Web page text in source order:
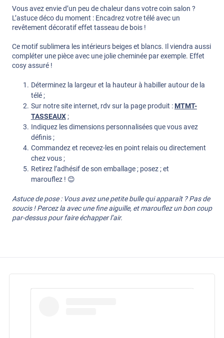
Vous avez envie d’un peu de chaleur dans votre coin salon ?
L’astuce déco du moment : Encadrez votre télé avec un
revêtement décoratif effet tasseau de bois !
Ce motif sublimera les intérieurs beiges et blancs. Il viendra aussi
compléter une pièce avec une jolie cheminée par exemple. Effet
cosy assuré !
Déterminez la largeur et la hauteur à habiller autour de la
télé ;
Sur notre site internet, rdv sur la page produit : MTMT-
TASSEAUX;
Indiquez les dimensions personnalisées que vous avez
définis ;
Commandez et recevez-les en point relais ou directement
chez vous ;
Retirez l’adhésif de son emballage ; posez ; et
marouflez ! 😊
Astuce de pose : Vous avez une petite bulle qui apparaît ? Pas de
soucis ! Percez la avec une fine aiguille, et marouflez un bon coup
par-dessus pour faire échapper l’air.